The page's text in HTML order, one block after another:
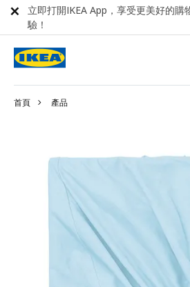
首頁 產品
立即打開IKEA App，享受更美好的購
驗！